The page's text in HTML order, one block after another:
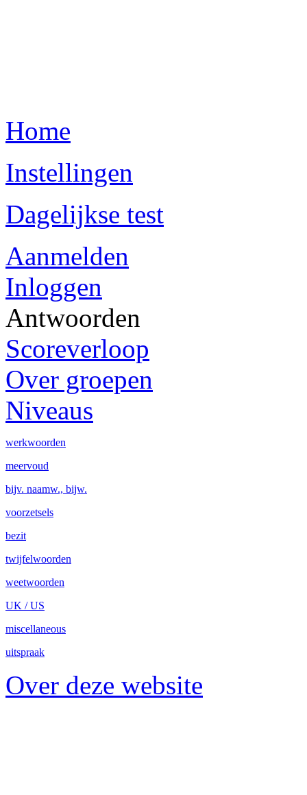
Home
Instellingen
Dagelijkse test
Aanmelden
Inloggen
Antwoorden
Scoreverloop
Over groepen
Niveaus
werkwoorden
meervoud
bijv. naamw., bijw.
voorzetsels
bezit
twijfelwoorden
weetwoorden
UK / US
miscellaneous
uitspraak
Over deze website